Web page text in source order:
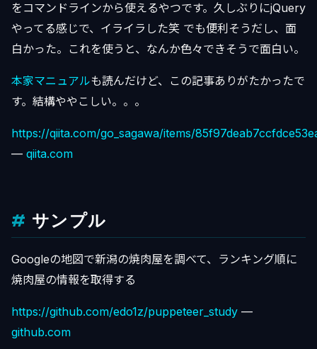
をコマンドラインから使えるやつです。久しぶりにjQuery
やってる感じで、イライラした笑 でも便利そうだし、面
白かった。これを使うと、なんか色々できそうで面白い。
本家マニュアルも読んだけど、この記事ありがたかったで
す。結構ややこしい。。。
https://qiita.com/go_sagawa/items/
— qiita.com
サンプル
Googleの地図で新潟の焼肉屋を調べて、ランキング順に
焼肉屋の情報を取得する
https://github.com/edo1z/puppeteer_study —
github.com